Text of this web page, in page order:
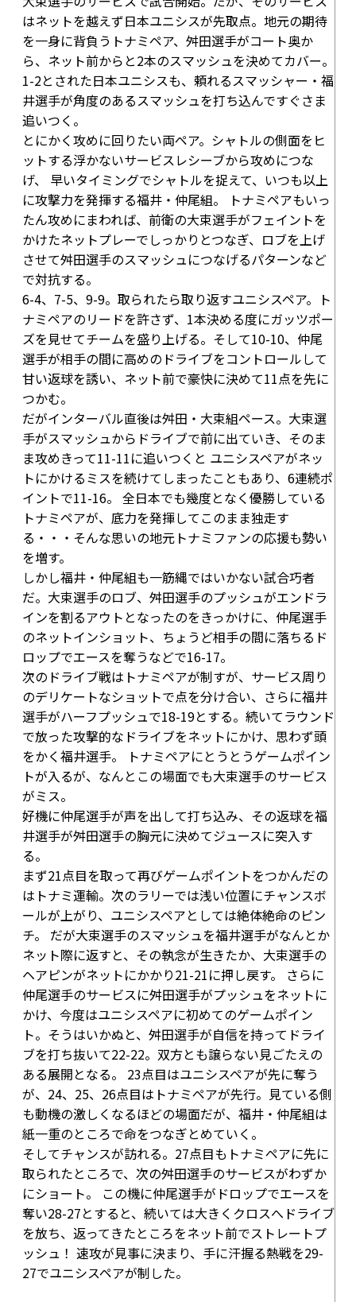
はネットを越えず日本ユニシスが先取点。地元の期待
を一身に背負うトナミペア、舛田選手がコート奥か
ら、ネット前からと2本のスマッシュを決めてカバー。
1-2とされた日本ユニシスも、頼れるスマッシャー・福
井選手が角度のあるスマッシュを打ち込んですぐさま
追いつく。
とにかく攻めに回りたい両ペア。シャトルの側面をヒ
ットする浮かないサービスレシーブから攻めにつな
げ、 早いタイミングでシャトルを捉えて、いつも以上
に攻撃力を発揮する福井・仲尾組。 トナミペアもいっ
たん攻めにまわれば、前衛の大束選手がフェイントを
かけたネットプレーでしっかりとつなぎ、ロブを上げ
させて舛田選手のスマッシュにつなげるパターンなど
で対抗する。
6-4、 7-5、 9-9。取られたら取り返すユニシスペア。ト
ナミペアのリードを許さず、1本決める度にガッツポー
ズを見せてチームを盛り上げる。そして10-10、仲尾
選手が相手の間に高めのドライブをコントロールして
甘い返球を誘い、ネット前で豪快に決めて11点を先に
つかむ。
だがインターバル直後は舛田・大束組ペース。大束選
手がスマッシュからドライブで前に出ていき、そのま
ま攻めきって11-11に追いつくと ユニシスペアがネッ
トにかけるミスを続けてしまったこともあり、6連続ポ
イントで11-16。 全日本でも幾度となく優勝している
トナミペアが、底力を発揮してこのまま独走す
る・・・そんな思いの地元トナミファンの応援も勢い
を増す。
しかし福井・仲尾組も一筋縄ではいかない試合巧者
だ。大束選手のロブ、舛田選手のプッシュがエンドラ
インを割るアウトとなったのをきっかけに、仲尾選手
のネットインショット、ちょうど相手の間に落ちるド
ロップでエースを奪うなどで16-17。
次のドライブ戦はトナミペアが制すが、サービス周り
のデリケートなショットで点を分け合い、さらに福井
選手がハーフプッシュで18-19とする。続いてラウンド
で放った攻撃的なドライブをネットにかけ、思わず頭
をかく福井選手。 トナミペアにとうとうゲームポイン
トが入るが、なんとこの場面でも大束選手のサービス
がミス。
好機に仲尾選手が声を出して打ち込み、その返球を福
井選手が舛田選手の胸元に決めてジュースに突入す
る。
まず21点目を取って再びゲームポイントをつかんだの
はトナミ運輸。次のラリーでは浅い位置にチャンスボ
ールが上がり、ユニシスペアとしては絶体絶命のピン
チ。 だが大束選手のスマッシュを福井選手がなんとか
ネット際に返すと、その執念が生きたか、大束選手の
ヘアピンがネットにかかり21-21に押し戻す。 さらに
仲尾選手のサービスに舛田選手がプッシュをネットに
かけ、今度はユニシスペアに初めてのゲームポイン
ト。そうはいかぬと、舛田選手が自信を持ってドライ
ブを打ち抜いて22-22。双方とも譲らない見ごたえの
ある展開となる。
23点目はユニシスペアが先に奪う
が、24、25、26点目はトナミペアが先行。見ている側
も動機の激しくなるほどの場面だが、福井・仲尾組は
紙一重のところで命をつなぎとめていく。
そしてチャンスが訪れる。27点目もトナミペアに先に
取られたところで、次の舛田選手のサービスがわずか
にショート。 この機に仲尾選手がドロップでエースを
奪い28-27とすると、続いては大きくクロスへドライブ
を放ち、返ってきたところをネット前でストレートプ
ッシュ！ 速攻が見事に決まり、手に汗握る熱戦を29-
27でユニシスペアが制した。